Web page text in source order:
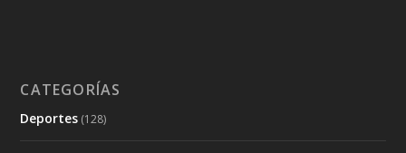
CATEGORÍAS
Deportes (128)